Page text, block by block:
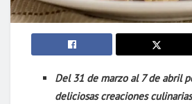
Del 31 de marzo al 7 de abril
deliciosas creaciones